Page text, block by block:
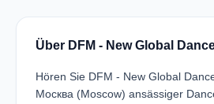
Über DFM - New Global
Hören Sie DFM - New Global
Москва (Moscow) ansässiger